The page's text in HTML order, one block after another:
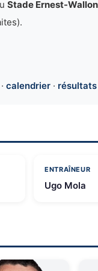
Stade Ernest-Wallon
·calendrier · résultats
ENTRAÎNEUR
Ugo Mola